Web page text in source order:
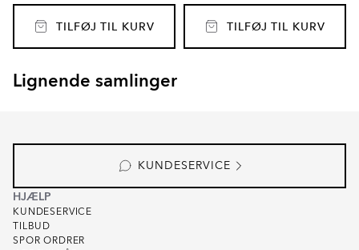
TILFØJ TIL KURV TILFØJ TIL KURV
Lignende samlinger
RENOLIA
KUNDESERVICE
HJÆLP
KUNDESERVICE
TILBUD
SPOR ORDRER